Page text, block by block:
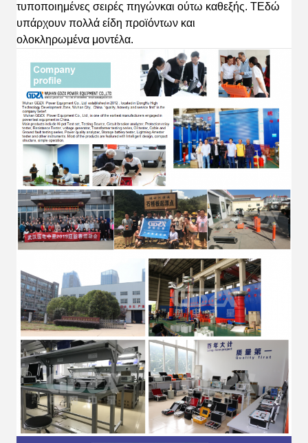
τυποποιημένες σειρές πηγώνκαι ούτω καθεξής. ΤΕδώ
υπάρχουν πολλά είδη προϊόντων και
ολοκληρωμένα μοντέλα.